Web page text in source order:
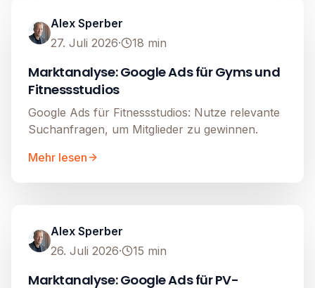
Alex Sperber
27. Juli 2026· 18 min
Marktanalyse: Google Ads für Gyms und
Fitnessstudios
Google Ads für Fitnessstudios: Nutze relevante
Suchanfragen, um Mitglieder zu gewinnen.
Mehr lesen
Alex Sperber
26. Juli 2026· 15 min
Marktanalyse: Google Ads für PV-